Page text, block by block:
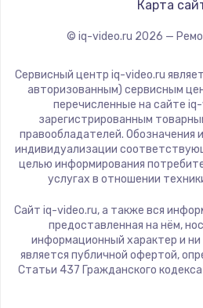
400 руб.
Замена стекла
1400 руб.
300 руб.
Карта
© iq-video.ru 2026 —
Сервисный центр iq-video.ru
авторизованным) сервисным
перечисленные на сайте
зарегистрированным
правообладателей. Обозначения
индивидуализации
целью информирования
услугах в отношении
Сайт iq-video.ru, а также вся
предоставленная на нём,
информационный характер и ни
является публичной офертой,
Статьи 437 Гражданского